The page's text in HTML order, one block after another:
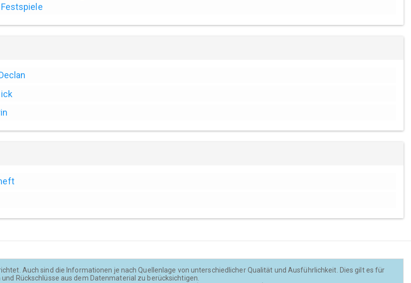
Auch sind die Informationen je nach Quellenlage von unterschiedlicher Qualität und Ausführlichkeit. Dies gilt es für
Rückschlüsse aus dem Datenmaterial zu berücksichtigen.